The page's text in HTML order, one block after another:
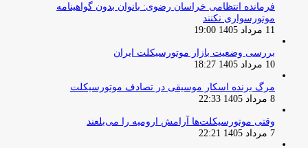
فرمانده انتظامی خراسان رضوی: بانوان بدون گواهینامه
موتورسواری نکنند
11 مرداد 1405 19:00
بررسی وضعیت بازار موتورسیکلت ایران
10 مرداد 1405 18:27
مرگ برنده اسکار موسیقی در تصادف موتورسیکلت
8 مرداد 1405 22:33
وقتی موتورسیکلت‌ها آرامش ارومیه را می‌بلعند
7 مرداد 1405 22:21